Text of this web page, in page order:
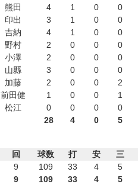
熊田 4 1 0 0
印出 3 1 0 0
吉納 4 1 0 0
野村 2 0 0 0
小澤 2 0 0 0
山縣 3 0 0 0
加藤 2 0 0 2
前田健 1 0 0 1
松江 0 0 0 0
28 4 0 5
回 球数 打 安 三
9 109 33 4 5
9 109 33 4 5